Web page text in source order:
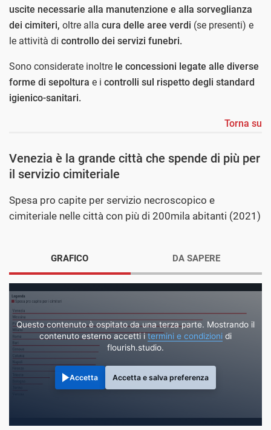
uscite necessarie alla manutenzione e alla sorveglianza
dei cimiteri, oltre alla cura delle aree verdi (se presenti) e
le attività di controllo dei servizi funebri.
Sono considerate inoltre le concessioni legate alle diverse
forme di sepoltura e i controlli sul rispetto degli standard
igienico-sanitari.
Torna su
Venezia è la grande città che spende di più per
il servizio cimiteriale
Spesa pro capite per servizio necroscopico e
cimiteriale nelle città con più di 200mila abitanti (2021)
GRAFICO
Questo contenuto è ospitato da una terza parte. Mostrando il
contenuto esterno accetti itermini e condizioni di
flourish.studio.
Accetta Accetta e salva preferenza
DA SAPERE